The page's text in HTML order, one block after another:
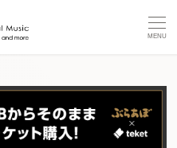
MENU